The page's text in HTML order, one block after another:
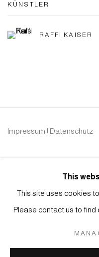
KÜNSTLER
RAFFI KAISER
Impressum | Datenschutz
Manage cookies
This
This site uses cookies
Please contact us to find